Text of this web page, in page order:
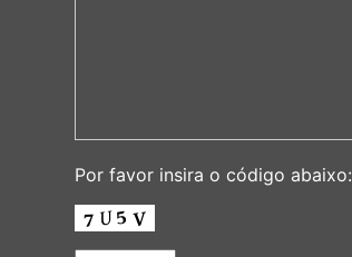
Por favor insira o código abaixo: